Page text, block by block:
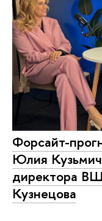
Форсайт-
Юлия
директора
Кузнецова